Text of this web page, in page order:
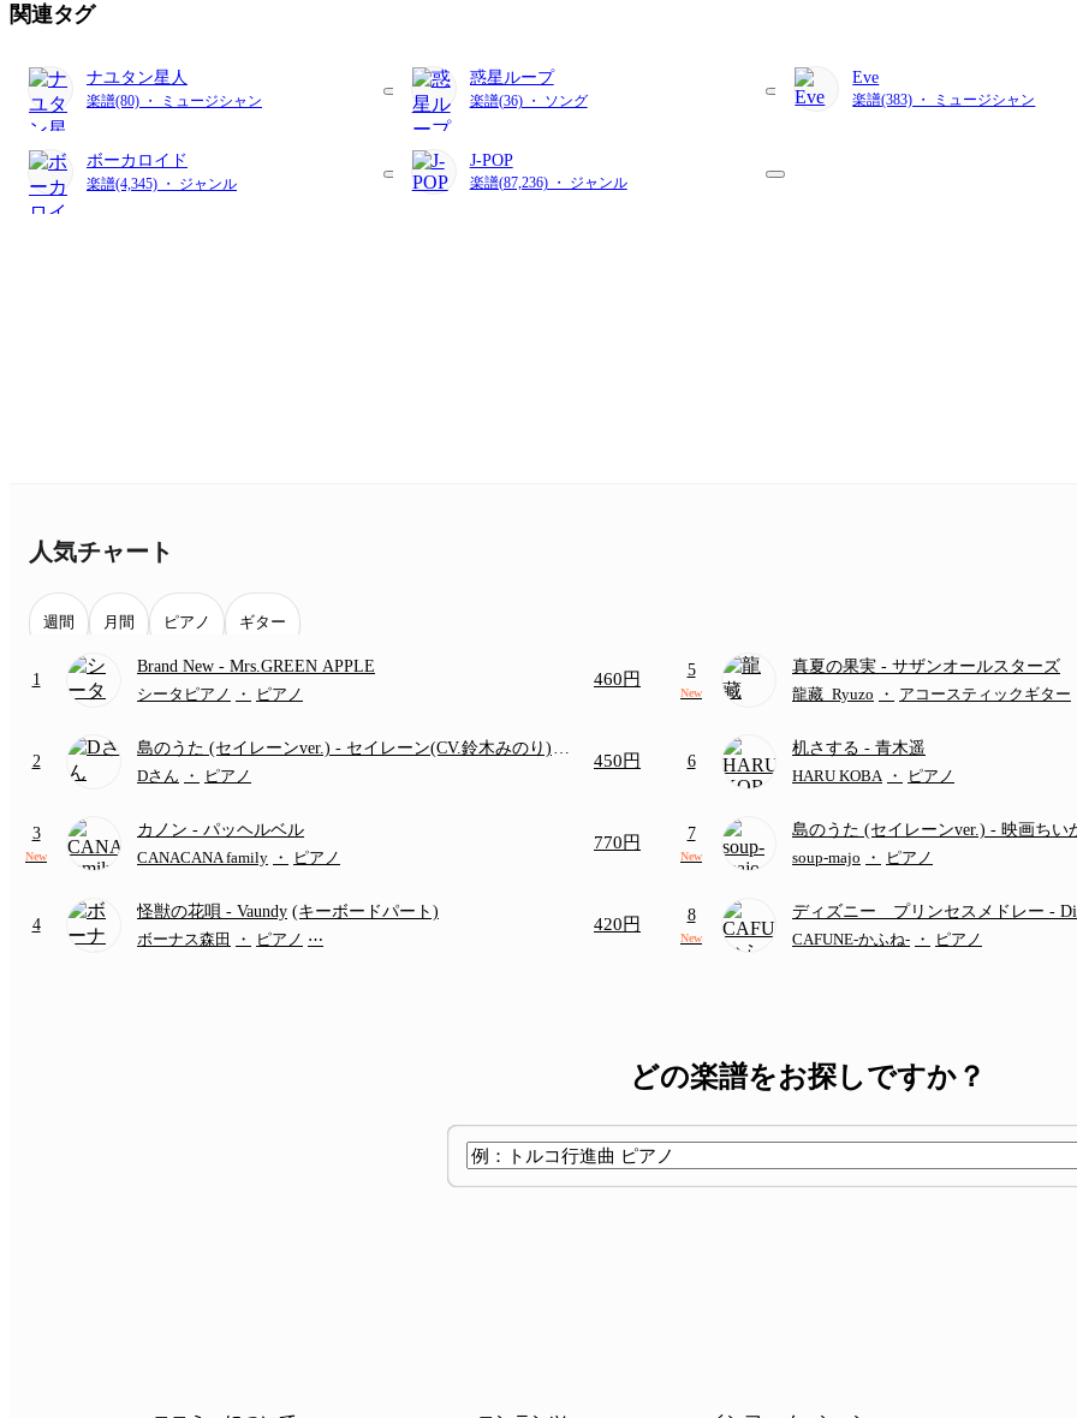
関連タグ
ナユタン星人
楽譜(80) ・ ミュージシャン
惑星ループ
楽譜(36) ・ ソング
Eve
楽譜(383) ・ ミュージシャン
ボーカロイド
楽譜(4,345) ・ ジャンル
J-POP
楽譜(87,236) ・ ジャンル
人気チャート
週間 月間 ピアノ ギター
1
Brand New - Mrs.GREEN APPLE
シータピアノ
・ ピアノ
460円
2
島のうた (セイレーンver.) - セイレーン(CV.鈴木みのり)
(難易度:★★★★☆/歌詞・コード・ペダル付き/『映画ち
Dさん ・ ピアノ
450円
3
New
カノン - パッヘルベル
CANACANA family ・ ピアノ
770円
4
怪獣の花唄 - Vaundy (キーボードパート)
ボーナス森田
・ ピアノ ⋯
420円
5
New
真夏の果実 - サザンオールスターズ
龍藏_Ryuzo
・ アコースティックギター
6
机さする - 青木遥
HARU KOBA
・ ピアノ
7
New
島のうた (セイレーンver.) - 映画ちい
つ (ドレミ付き初級)
soup-majo ・ ピアノ
8
New
ディズニー プリンセスメドレー -
ディズニー/Disney/メドレー/コード有)
CAFUNE-かふね- ・ ピアノ
どの楽譜をお探しですか？